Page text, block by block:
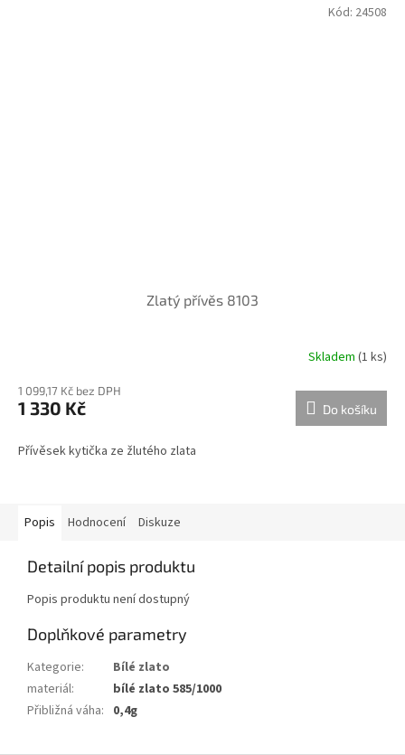
Zlatý přívěs 8103
Skladem (1 ks)
1 099,17 Kč bez DPH
1 330 Kč Do košíku
Přívěsek kytička ze žlutého zlata
Kód: 24508
Popis Hodnocení Diskuze
Detailní popis produktu
Popis produktu není dostupný
Doplňkové parametry
Kategorie:
Bílé zlato
materiál:
bílé zlato 585/1000
Přibližná váha: 0,4g